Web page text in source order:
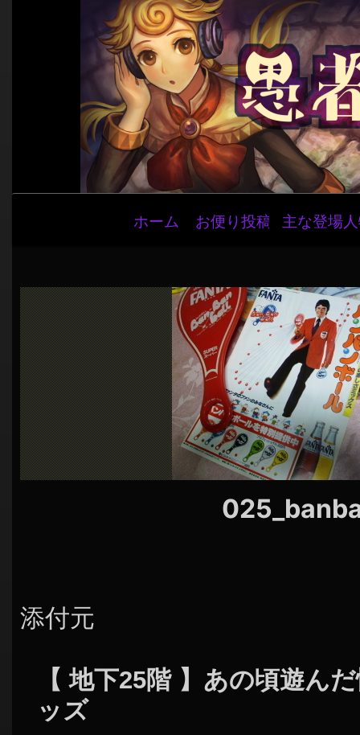
ビ
ゲ
ー
シ
ョ
ン
ホーム お便り投稿 主な登場
添付元
【 地下25階 】あの頃遊ん
ッズ